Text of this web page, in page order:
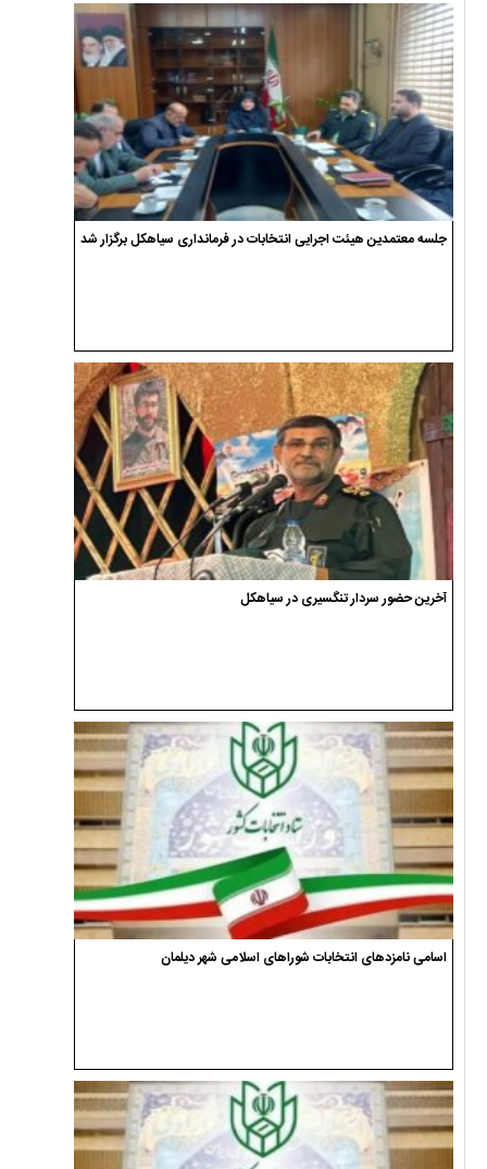
جلسه معتمدین هیئت اجرایی انتخابات در فرمانداری سیاهکل برگزار شد
آخرین حضور سردار تنگسیری در سیاهکل
اسامی نامزدهای انتخابات شوراهای اسلامی شهر دیلمان